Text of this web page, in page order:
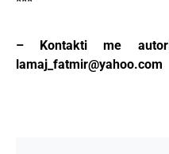
– Kontakti me
lamaj_fatmir@yahoo.com